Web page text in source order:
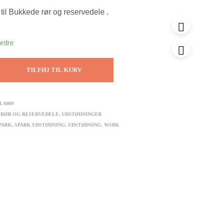
Bukkede rør og reservedele .
TILFØJ TIL KURV
OG RESERVEDELE,UDSTØDNINGER
,SPARK UDSTØDNING,UDSTØDNING,WSBK